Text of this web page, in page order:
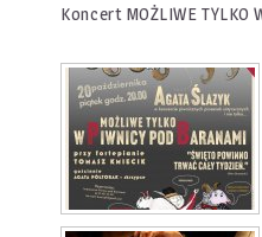
Koncert MOŻLIWE TYLKO